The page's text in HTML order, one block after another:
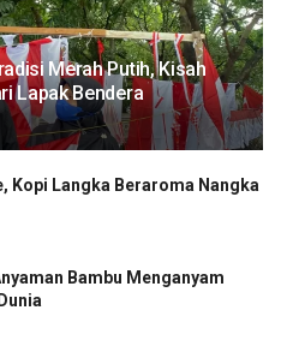
Merah Putih, Kisah
Lapak Bendera
Kopi Langka Beraroma Nangka
Bambu Menganyam